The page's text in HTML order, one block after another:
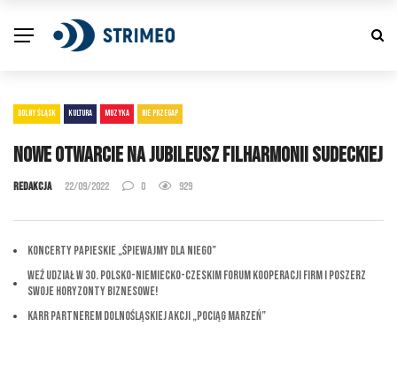
DOLNY ŚLĄSK KULTURA MUZYKA NIE PRZEGAP
Nowe otwarcie na jubileusz Filharmonii Sudeckiej
Redakcja 22/09/2022 0 929
Koncerty Papieskie „Śpiewajmy dla Niego”
Weź udział w 30. Polsko-Niemiecko-Czeskim Forum Kooperacji Firm i Poszerz
Swoje Horyzonty Biznesowe!
KARR partnerem dolnośląskiej akcji „Pociąg marzeń”